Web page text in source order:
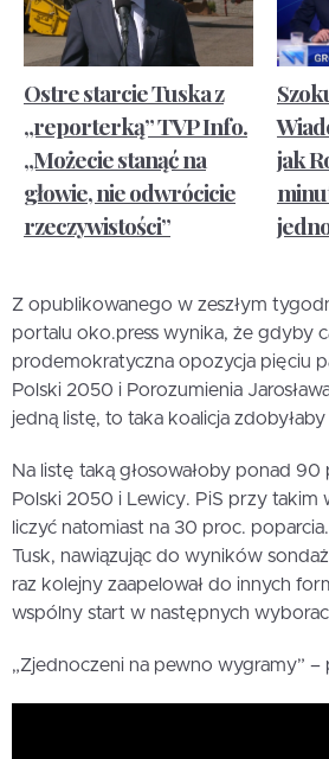
Ostre starcie Tuska z
„reporterką” TVP Info.
„Możecie stanąć na
głowie, nie odwrócicie
rzeczywistości”
jak
Z opublikowanego w zeszłym
portalu oko.press wynika, że gdyby
prodemokratyczna opozycja pięciu
Polski 2050 i Porozumienia
jedną listę, to taka koalicja
Na listę taką głosowałoby ponad
Polski 2050 i Lewicy. PiS przy takim
liczyć natomiast na 30 proc.
Tusk, nawiązując do wyników
raz kolejny zaapelował do innych
wspólny start w następnych
„Zjednoczeni na pewno wygramy” –